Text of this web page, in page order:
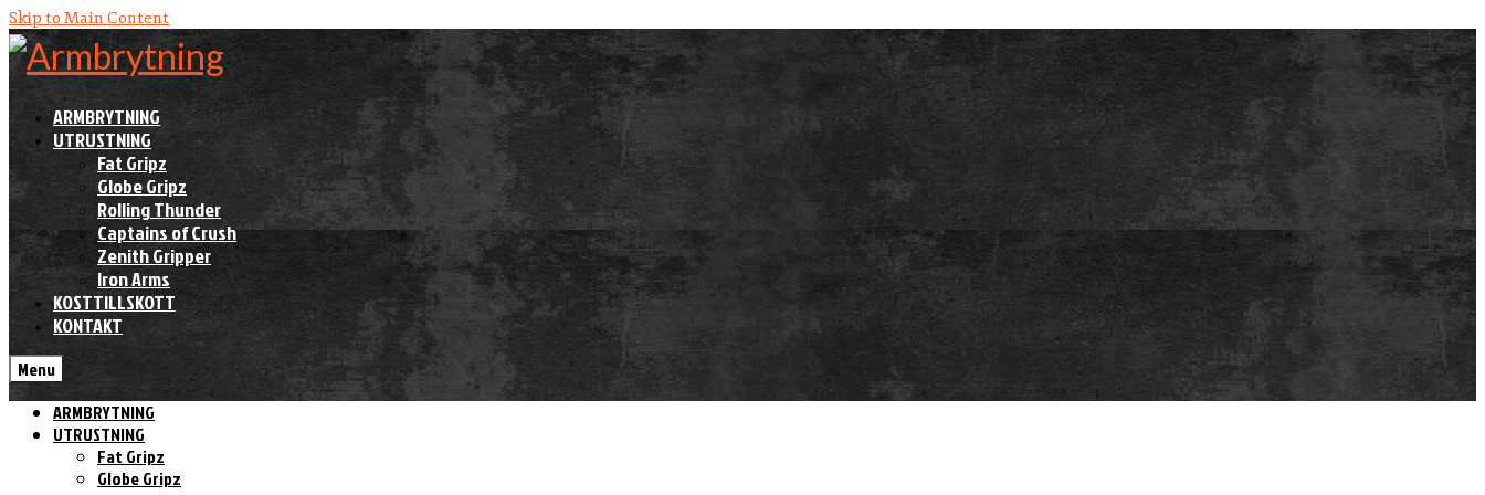
Skip to Main Content
ARMBRYTNING
UTRUSTNING
Fat Gripz
Globe Gripz
Rolling Thunder
Captains of Crush
Zenith Gripper
Iron Arms
KOSTTILLSKOTT
KONTAKT
Menu
ARMBRYTNING
UTRUSTNING
Fat Gripz
Globe Gripz